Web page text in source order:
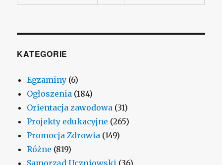
KATEGORIE
Egzaminy (6)
Ogłoszenia (184)
Orientacja zawodowa (31)
Projekty edukacyjne (265)
Promocja Zdrowia (149)
Różne (819)